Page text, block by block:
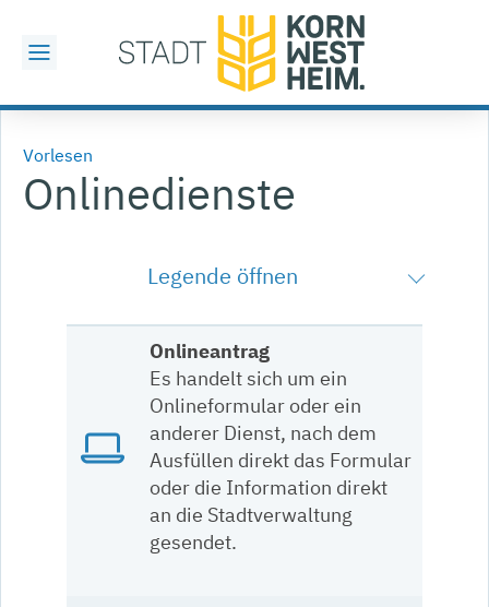
Vorlesen
Onlinedienste
Legende öffnen
Onlineantrag
Es handelt sich um ein
Onlineformular oder ein
anderer Dienst, nach dem
Ausfüllen direkt das Formular
oder die Information direkt
an die Stadtverwaltung
gesendet.